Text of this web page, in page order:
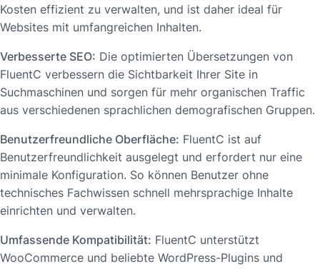
Kosten effizient zu verwalten, und ist daher ideal für
Websites mit umfangreichen Inhalten.
Verbesserte SEO: Die optimierten Übersetzungen von
FluentC verbessern die Sichtbarkeit Ihrer Site in
Suchmaschinen und sorgen für mehr organischen Traffic
aus verschiedenen sprachlichen demografischen Gruppen.
Benutzerfreundliche Oberfläche: FluentC ist auf
Benutzerfreundlichkeit ausgelegt und erfordert nur eine
minimale Konfiguration. So können Benutzer ohne
technisches Fachwissen schnell mehrsprachige Inhalte
einrichten und verwalten.
Umfassende Kompatibilität: FluentC unterstützt
WooCommerce und beliebte WordPress-Plugins und